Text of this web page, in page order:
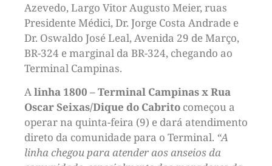
Azevedo, Largo Vitor Augusto Meier, ruas
Presidente Médici, Dr. Jorge Costa Andrade e
Dr. Oswaldo José Leal, Avenida 29 de Março,
BR-324 e marginal da BR-324, chegando ao
Terminal Campinas.
Alinha 1800 – Terminal Campinas x Rua
Oscar Seixas/Dique do Cabrito começou a
operar na quinta-feira (9) e dará atendimento
direto da comunidade para o Terminal. “A
linha chegou para atender aos anseios da